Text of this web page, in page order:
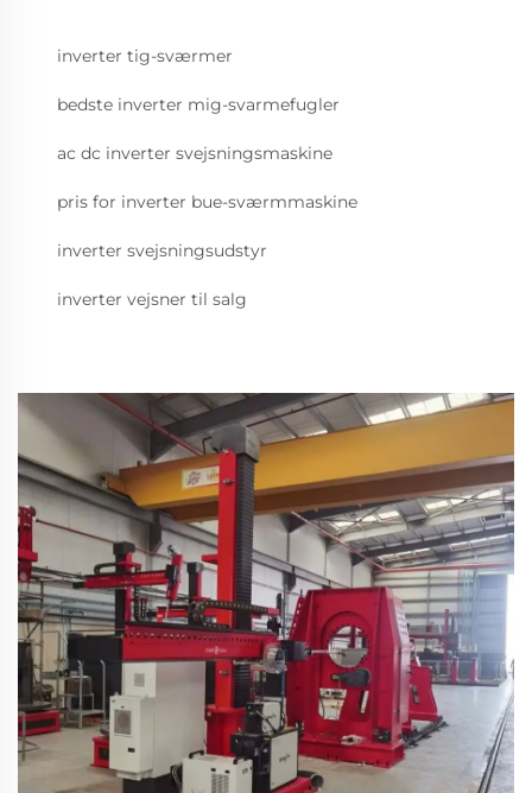
inverter tig-sværmer
bedste inverter mig-svarmefugler
ac dc inverter svejsningsmaskine
pris for inverter bue-sværmmaskine
inverter svejsningsudstyr
inverter vejsner til salg